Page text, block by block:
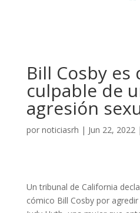
Bill Cosby es
culpable de
agresión
por noticiasrh | Jun 22, 2022|
Un tribunal de California
cómico Bill Cosby por